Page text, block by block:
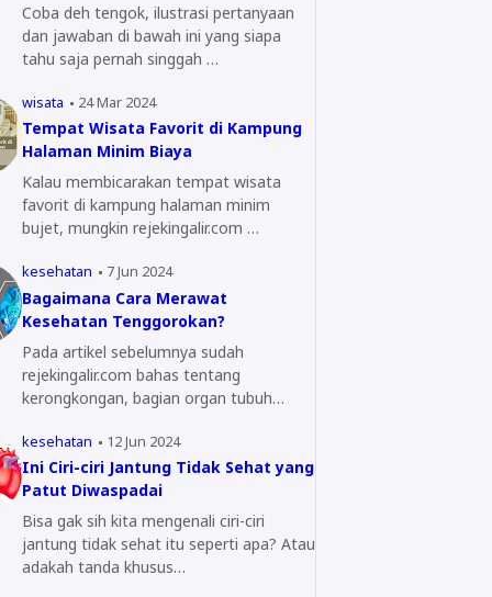
Coba deh tengok, ilustrasi pertanyaan
dan jawaban di bawah ini yang siapa
tahu saja pernah singgah …
wisata 24 Mar 2024
Tempat Wisata Favorit di Kampung
Halaman Minim Biaya
Kalau membicarakan tempat wisata
favorit di kampung halaman minim
bujet, mungkin rejekingalir.com …
kesehatan 7 Jun 2024
Bagaimana Cara Merawat
Kesehatan Tenggorokan?
Pada artikel sebelumnya sudah
rejekingalir.com bahas tentang
kerongkongan, bagian organ tubuh
kesehatan 12 Jun 2024
Ini Ciri-ciri Jantung Tidak Sehat yang
Patut Diwaspadai
Bisa gak sih kita mengenali ciri-ciri
jantung tidak sehat itu seperti apa? Atau
adakah tanda khusus…